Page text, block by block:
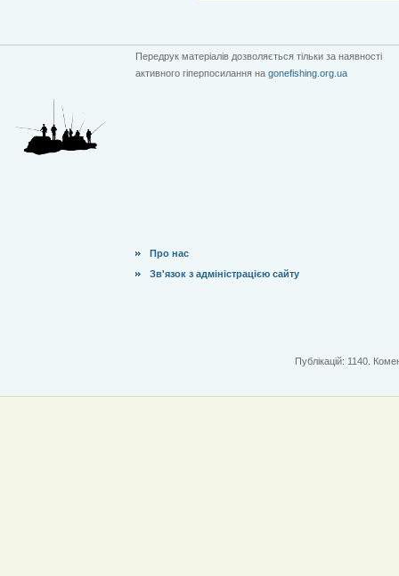
Передрук матеріалів дозволяється тільки за наявності
активного гіперпосилання на gonefishing.org.ua
Про нас
Зв'язок з адміністрацією сайту
Публікацій: 1140.